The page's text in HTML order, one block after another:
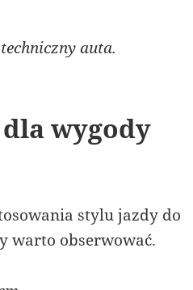
auta.
wygody
stylu jazdy do
warto obserwować.